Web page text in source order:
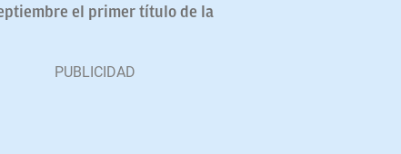
el primer título de la